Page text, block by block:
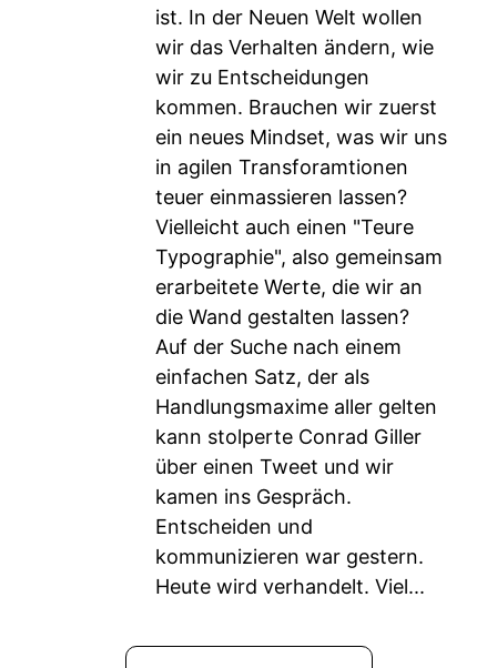
ist. In der Neuen Welt wollen
wir das Verhalten ändern, wie
wir zu Entscheidungen
kommen. Brauchen wir zuerst
ein neues Mindset, was wir uns
in agilen Transforamtionen
teuer einmassieren lassen?
Vielleicht auch einen "Teure
Typographie", also gemeinsam
erarbeitete Werte, die wir an
die Wand gestalten lassen?
Auf der Suche nach einem
einfachen Satz, der als
Handlungsmaxime aller gelten
kann stolperte Conrad Giller
über einen Tweet und wir
kamen ins Gespräch.
Entscheiden und
kommunizieren war gestern.
Heute wird verhandelt. Viel...